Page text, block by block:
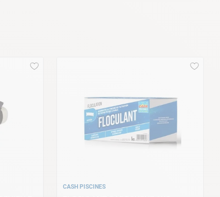
CASH PISCINES